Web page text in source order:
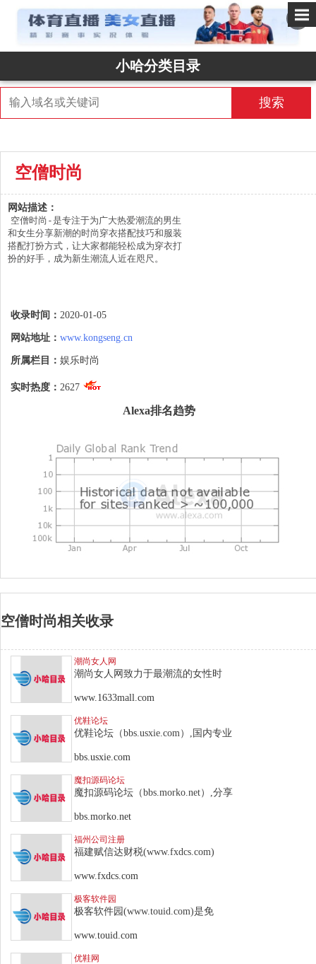
✕
小哈分类目录
搜索
空僧时尚
网站描述：
空僧时尚-是专注于为广大热爱潮流的男生
和女生分享新潮的时尚穿衣搭配技巧和服装
搭配打扮方式，让大家都能轻松成为穿衣打
扮的好手，成为新生潮流人近在咫尺。
收录时间： 2020-01-05
网站地址： www.kongseng.cn
所属栏目： 娱乐时尚
实时热度： 2627
Alexa排名趋势
空僧时尚相关收录
潮尚女人网
潮尚女人网致力于最潮流的女性时
www.1633mall.com
优鞋论坛
优鞋论坛（bbs.usxie.com）,国内专业
bbs.usxie.com
魔扣源码论坛
魔扣源码论坛（bbs.morko.net）,分享
bbs.morko.net
福州公司注册
福建赋信达财税(www.fxdcs.com)
www.fxdcs.com
极客软件园
极客软件园(www.touid.com)是免
www.touid.com
优鞋网